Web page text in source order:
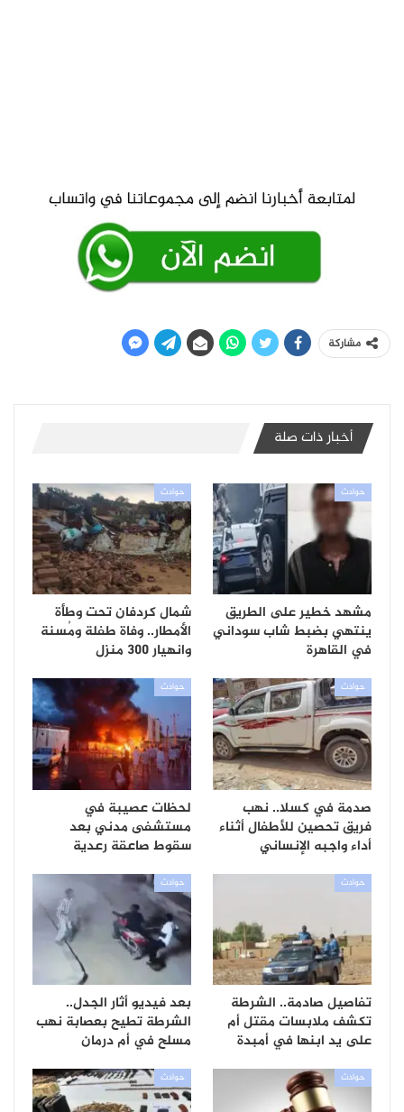
مشاركة
أخبار ذات صلة
حوادث
مشهد خطير على الطريق
ينتهي بضبط شاب سوداني
في القاهرة
حوادث
شمال كردفان تحت وطأة
الأمطار.. وفاة طفلة ومُسنة
وانهيار 300 منزل
حوادث
صدمة في كسلا.. نهب
فريق تحصين للأطفال أثناء
أداء واجبه الإنساني
حوادث
لحظات عصيبة في
مستشفى مدني بعد
سقوط صاعقة رعدية
حوادث
تفاصيل صادمة.. الشرطة
تكشف ملابسات مقتل أم
على يد ابنها في أمبدة
حوادث
بعد فيديو أثار الجدل..
الشرطة تطيح بعصابة نهب
مسلح في أم درمان
حوادث حوادث